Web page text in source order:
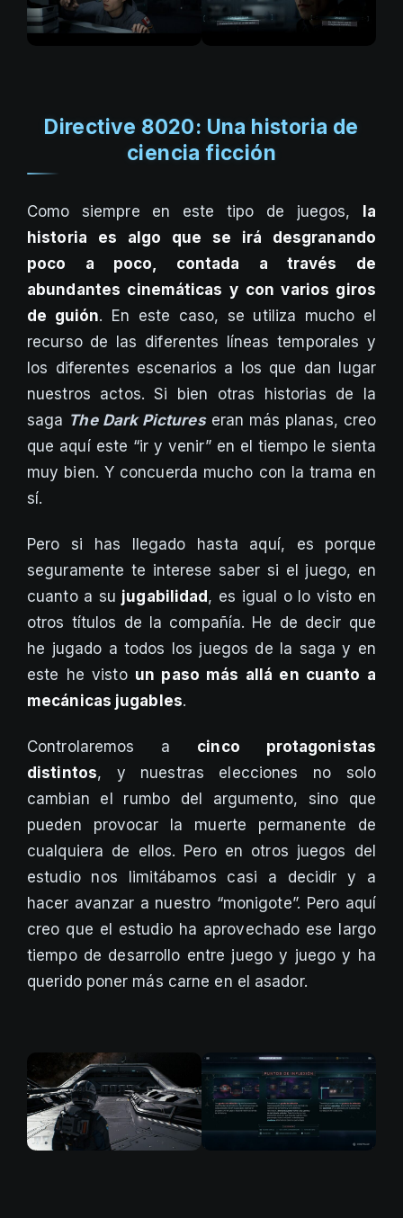
Directive 8020: Una historia de
ciencia ficción
Como siempre en este tipo de juegos,
la
historia es algo que se irá desgranando
poco a poco, contada a través de
abundantes cinemáticas y con varios giros
de guión. En este caso, se utiliza mucho el
recurso de las diferentes líneas temporales y
los diferentes escenarios a los que dan lugar
nuestros actos. Si bien otras historias de la
saga The Dark Pictureseran más planas, creo
que aquí este “ir y venir” en el tiempo le sienta
muy bien. Y concuerda mucho con la trama en
sí.
Pero si has llegado hasta aquí, es porque
seguramente te interese saber si el juego, en
cuanto a su jugabilidad , es igual o lo visto en
otros títulos de la compañía. He de decir que
he jugado a todos los juegos de la saga y en
este he visto un paso más allá en cuanto a
mecánicas jugables.
Controlaremos a cinco protagonistas
distintos, y nuestras elecciones no solo
cambian el rumbo del argumento, sino que
pueden provocar la muerte permanente de
cualquiera de ellos. Pero en otros juegos del
estudio nos limitábamos casi a decidir y a
hacer avanzar a nuestro “monigote”. Pero aquí
creo que el estudio ha aprovechado ese largo
tiempo de desarrollo entre juego y juego y ha
querido poner más carne en el asador.